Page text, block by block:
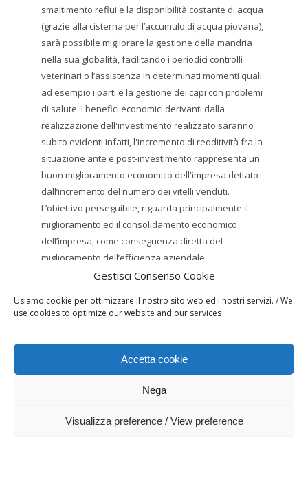
Gestisci Consenso Cookie
Usiamo cookie per ottimizzare il nostro sito web ed i nostri servizi. / We
use cookies to optimize our website and our services
Accetta cookie
Nega
Visualizza preference / View preference
smaltimento reflui e la disponibilità costante di acqua
(grazie alla cisterna per l’accumulo di acqua piovana),
sarà possibile migliorare la gestione della mandria
nella sua globalità, facilitando i periodici controlli
veterinari o l’assistenza in determinati momenti quali
ad esempio i parti e la gestione dei capi con problemi
di salute. I benefici economici derivanti dalla
realizzazione dell'investimento realizzato saranno
subito evidenti infatti, l'incremento di redditività fra la
situazione ante e post-investimento rappresenta un
buon miglioramento economico dell'impresa dettato
dall’incremento del numero dei vitelli venduti.
L’obiettivo perseguibile, riguarda principalmente il
miglioramento ed il consolidamento economico
dell’impresa, come conseguenza diretta del
miglioramento dell’efficienza aziendale.
SPATOLA CLAUDIA
policies/common-agricultural-policy/rural-